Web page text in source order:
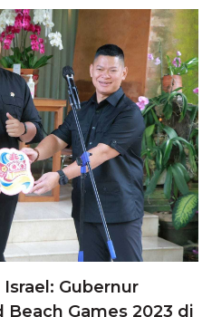
Gubernur
Games 2023 di